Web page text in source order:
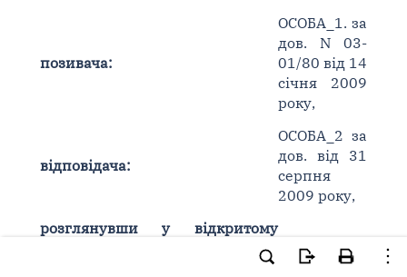
позивача:
ОСОБА_1. за
дов. N 03-
01/80 від 14
січня 2009
року,
відповідача:
ОСОБА_2 за
дов. від 31
серпня
2009 року,
розглянувши у відкритому
судовому засіданні апеляційну
Донецького обласного